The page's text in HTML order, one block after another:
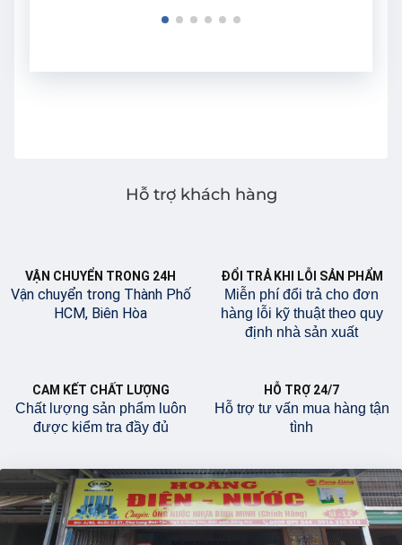
Hỗ trợ khách hàng
VẬN CHUYỂN TRONG 24H
Vận chuyển trong Thành Phố
HCM, Biên Hòa
ĐỔI TRẢ KHI LỖI SẢN PHẨM
Miễn phí đổi trả cho đơn
hàng lỗi kỹ thuật theo quy
định nhà sản xuất
CAM KẾT CHẤT LƯỢNG
Chất lượng sản phẩm luôn
được kiểm tra đầy đủ
HỖ TRỢ 24/7
Hỗ trợ tư vấn mua hàng tận
tình